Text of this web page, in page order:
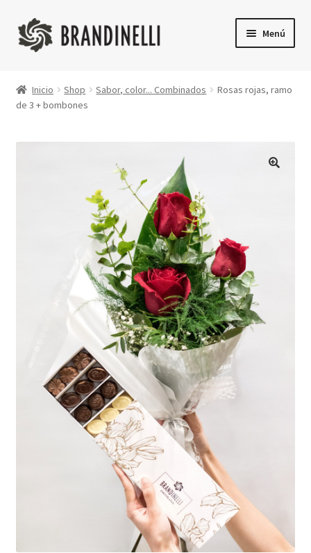
Ir
a
Ir
a
Menú
Shop
Finalizar compra
Inicio Shop Sabor, color... Combinados
Rosas rojas, ramo
de 3 + bombones